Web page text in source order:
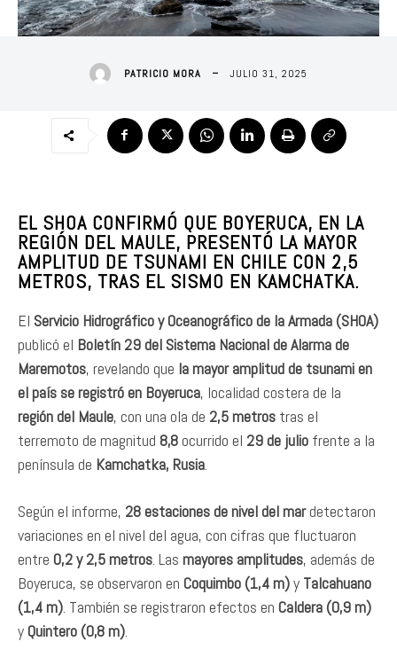
PATRICIO MORA JULIO 31, 2025
EL SHOA CONFIRMÓ QUE BOYERUCA, EN LA
REGIÓN DEL MAULE, PRESENTÓ LA MAYOR
AMPLITUD DE TSUNAMI EN CHILE CON 2,5
METROS, TRAS EL SISMO EN KAMCHATKA.
El Servicio Hidrográfico y Oceanográfico de la Armada (SHOA)
publicó el Boletín 29 del Sistema Nacional de Alarma de
Maremotos, revelando que la mayor amplitud de tsunami en
el país se registró en Boyeruca, localidad costera de la
región del Maule, con una ola de 2,5 metros tras el
terremoto de magnitud 8,8ocurrido el 29 de julio frente a la
península de Kamchatka, Rusia.
Según el informe, 28 estaciones de nivel del mardetectaron
variaciones en el nivel del agua, con cifras que fluctuaron
entre 0,2 y 2,5 metros. Las mayores amplitudes, además de
Boyeruca, se observaron en Coquimbo (1,4 m)y Talcahuano
(1,4 m). También se registraron efectos en Caldera (0,9 m)
yQuintero (0,8 m).